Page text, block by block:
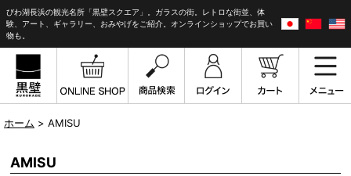
びわ湖長浜の観光名所「黒壁スクエア」。ガラスの街。レトロな街並、体
験、アート、ギャラリー、おみやげをご紹介。オンラインショップでお買い
物も。
ホーム > AMISU
AMISU